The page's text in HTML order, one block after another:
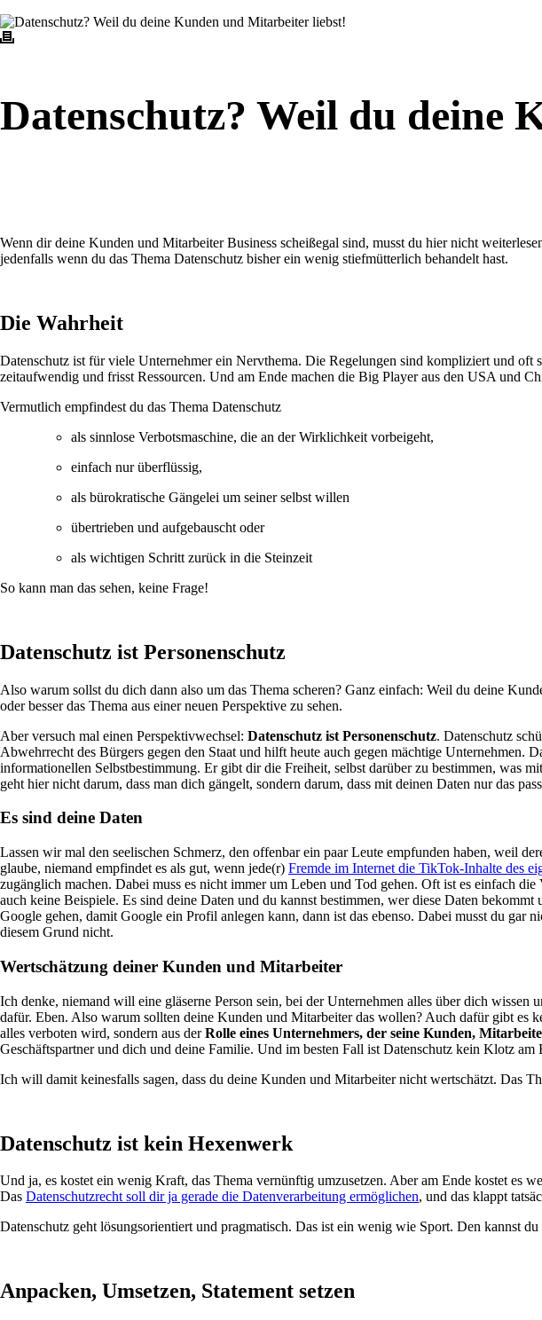
Datenschutz? Weil du deine
Wenn dir deine Kunden und Mitarbeiter Business scheißegal sind, musst du hier nicht
jedenfalls wenn du das Thema Datenschutz bisher ein wenig stiefmütterlich behandelt hast.
Die Wahrheit
Datenschutz ist für viele Unternehmer ein Nervthema. Die Regelungen sind kompliziert und
zeitaufwendig und frisst Ressourcen. Und am Ende machen die Big Player aus den USA und
Vermutlich empfindest du das Thema Datenschutz
als sinnlose Verbotsmaschine, die an der Wirklichkeit vorbeigeht,
einfach nur überflüssig,
als bürokratische Gängelei um seiner selbst willen
übertrieben und aufgebauscht oder
als wichtigen Schritt zurück in die Steinzeit
So kann man das sehen, keine Frage!
Datenschutz ist Personenschutz
Also warum sollst du dich dann also um das Thema scheren? Ganz einfach: Weil du deine
oder besser das Thema aus einer neuen Perspektive zu sehen.
Aber versuch mal einen Perspektivwechsel: Datenschutz ist Personenschutz. Datenschutz
Abwehrrecht des Bürgers gegen den Staat und hilft heute auch gegen mächtige Unternehmen.
informationellen Selbstbestimmung. Er gibt dir die Freiheit, selbst darüber zu bestimmen, was
geht hier nicht darum, dass man dich gängelt, sondern darum, dass mit deinen Daten nur das
Es sind deine Daten
Lassen wir mal den seelischen Schmerz, den offenbar ein paar Leute empfunden haben, weil
glaube, niemand empfindet es als gut, wenn jede(r) Fremde im Internet die TikTok-Inhalte des
zugänglich machen. Dabei muss es nicht immer um Leben und Tod gehen. Oft ist es einfach
auch keine Beispiele. Es sind deine Daten und du kannst bestimmen, wer diese Daten
Google gehen, damit Google ein Profil anlegen kann, dann ist das ebenso. Dabei musst du
diesem Grund nicht.
Wertschätzung deiner Kunden und Mitarbeiter
Ich denke, niemand will eine gläserne Person sein, bei der Unternehmen alles über dich
dafür. Eben. Also warum sollten deine Kunden und Mitarbeiter das wollen? Auch dafür gibt es
alles verboten wird, sondern aus derRolle eines Unternehmers, der seine Kunden,
Geschäftspartner und dich und deine Familie. Und im besten Fall ist Datenschutz kein Klotz
Ich will damit keinesfalls sagen, dass du deine Kunden und Mitarbeiter nicht wertschätzt. Das
Datenschutz ist kein Hexenwerk
Und ja, es kostet ein wenig Kraft, das Thema vernünftig umzusetzen. Aber am Ende kostet es
Das Datenschutzrecht soll dir ja gerade die Datenverarbeitung ermöglichen, und das klappt
Datenschutz geht lösungsorientiert und pragmatisch. Das ist ein wenig wie Sport. Den kannst
Anpacken, Umsetzen, Statement setzen